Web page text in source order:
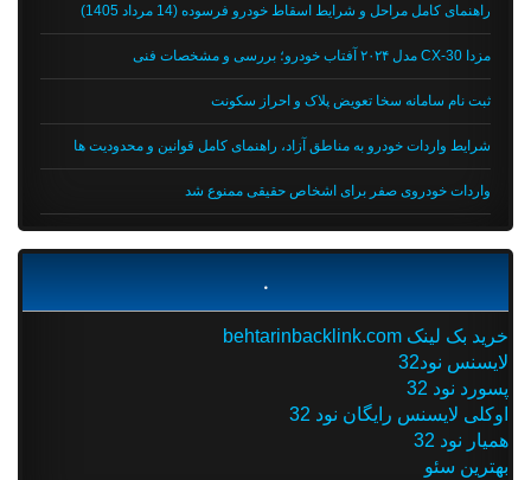
راهنمای کامل مراحل و شرایط اسقاط خودرو فرسوده (14 مرداد 1405)
مزدا CX-30 مدل ۲۰۲۴ آفتاب خودرو؛ بررسی و مشخصات فنی
ثبت نام سامانه سخا تعویض پلاک و احراز سکونت
شرایط واردات خودرو به مناطق آزاد، راهنمای کامل قوانین و محدودیت ها
واردات خودروی صفر برای اشخاص حقیقی ممنوع شد
خرید بک لینک behtarinbacklink.com
لایسنس نود32
پسورد نود 32
اوکلی لایسنس رایگان نود 32
همیار نود 32
بهترین سئو